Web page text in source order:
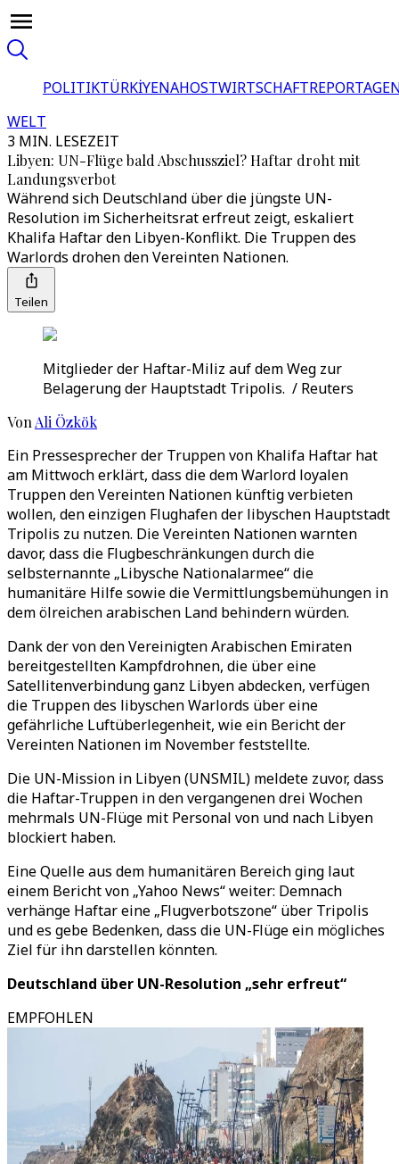
POLITIKTÜRKİYENAHOSTWIRTSCHAFT
WELT
3 MIN. LESEZEIT
Libyen: UN-Flüge bald Abschussziel? Haftar droht mit
Landungsverbot
Während sich Deutschland über die jüngste UN-
Resolution im Sicherheitsrat erfreut zeigt, eskaliert
Khalifa Haftar den Libyen-Konflikt. Die Truppen des
Warlords drohen den Vereinten Nationen.
Teilen
Mitglieder der Haftar-Miliz auf dem Weg zur
Belagerung der Hauptstadt Tripolis. / Reuters
Von Ali Özkök
Ein Pressesprecher der Truppen von Khalifa Haftar hat
am Mittwoch erklärt, dass die dem Warlord loyalen
Truppen den Vereinten Nationen künftig verbieten
wollen, den einzigen Flughafen der libyschen Hauptstadt
Tripolis zu nutzen. Die Vereinten Nationen warnten
davor, dass die Flugbeschränkungen durch die
selbsternannte „Libysche Nationalarmee“ die
humanitäre Hilfe sowie die Vermittlungsbemühungen in
dem ölreichen arabischen Land behindern würden.
Dank der von den Vereinigten Arabischen Emiraten
bereitgestellten Kampfdrohnen, die über eine
Satellitenverbindung ganz Libyen abdecken, verfügen
die Truppen des libyschen Warlords über eine
gefährliche Luftüberlegenheit, wie ein Bericht der
Vereinten Nationen im November feststellte.
Die UN-Mission in Libyen (UNSMIL) meldete zuvor, dass
die Haftar-Truppen in den vergangenen drei Wochen
mehrmals UN-Flüge mit Personal von und nach Libyen
blockiert haben.
Eine Quelle aus dem humanitären Bereich ging laut
einem Bericht von „Yahoo News“ weiter: Demnach
verhänge Haftar eine „Flugverbotszone“ über Tripolis
und es gebe Bedenken, dass die UN-Flüge ein mögliches
Ziel für ihn darstellen könnten.
Deutschland über UN-Resolution „sehr erfreut“
EMPFOHLEN